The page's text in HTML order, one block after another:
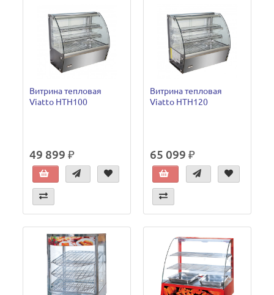
Витрина тепловая
Viatto HTH100
49 899 ₽
Витрина тепловая
Viatto HTH120
65 099 ₽